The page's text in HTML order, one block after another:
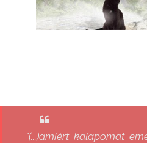
"(...)amiért kalapomat